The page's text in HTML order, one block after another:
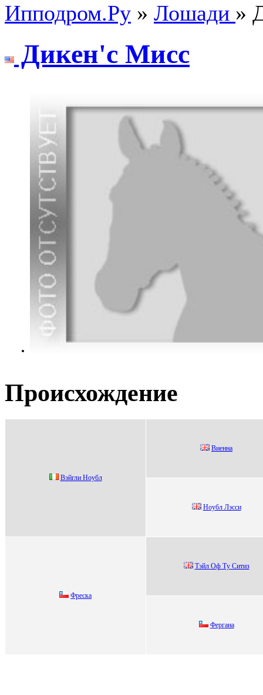
Ипподром.Ру » Лошади »
Дикен'c Mиcc
Происхождение
Вэйгли Ноубл
Виенна
Hоубл Лэccи
Фpескa
Tэйл Оф Tу Ситиз
Фepгaнa